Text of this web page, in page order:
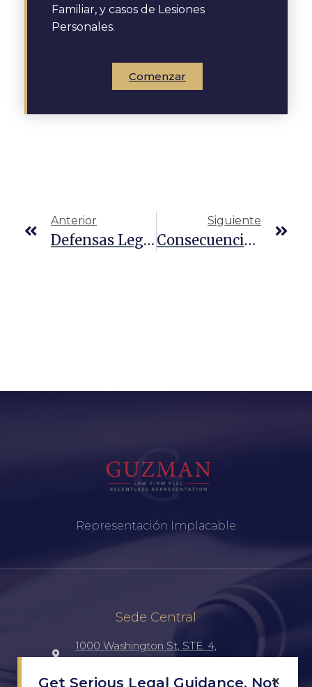
Familiar, y casos de Lesiones
Personales.
Comenzar
Anterior
Defensas Legales Contra Cargos De Contrabando De Personas En Texas
Siguiente
Consecuencias Del Transporte De Inmigrantes Indocumentados En Texas
Representación Implacable
Sede Central
1000 Washington St, STE. 4,
×
Get Serious Legal Guidance, Not